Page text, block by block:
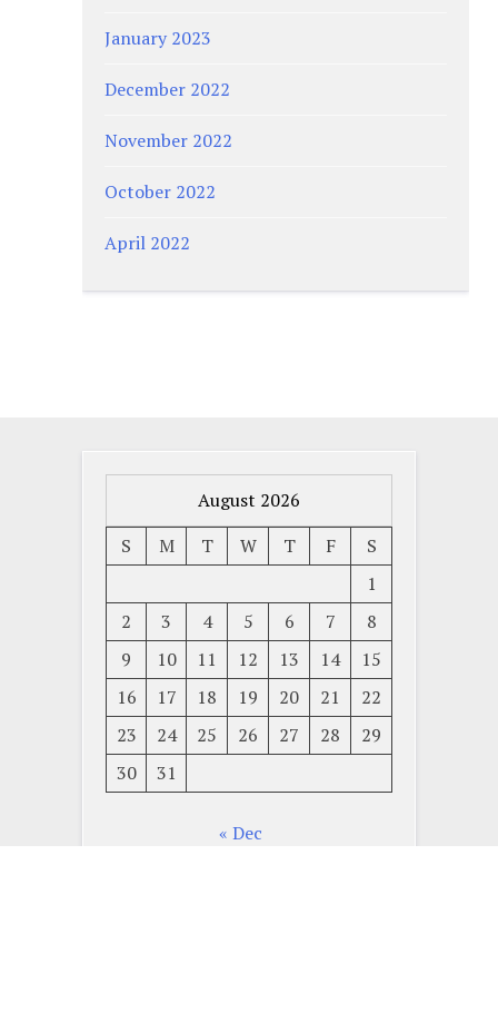
January 2023
December 2022
November 2022
October 2022
April 2022
August 2026
S
M T W T F
S
1
2
3 4 5 6 7
8
9
10 11 12 13 14
15
16
17 18 19 20 21
22
23
24 25 26 27 28
29
30
31
« Dec